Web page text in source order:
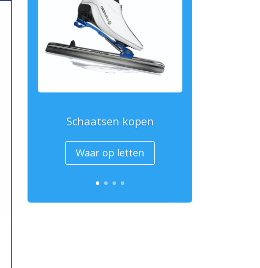
Schaatsen kopen
Waar op letten